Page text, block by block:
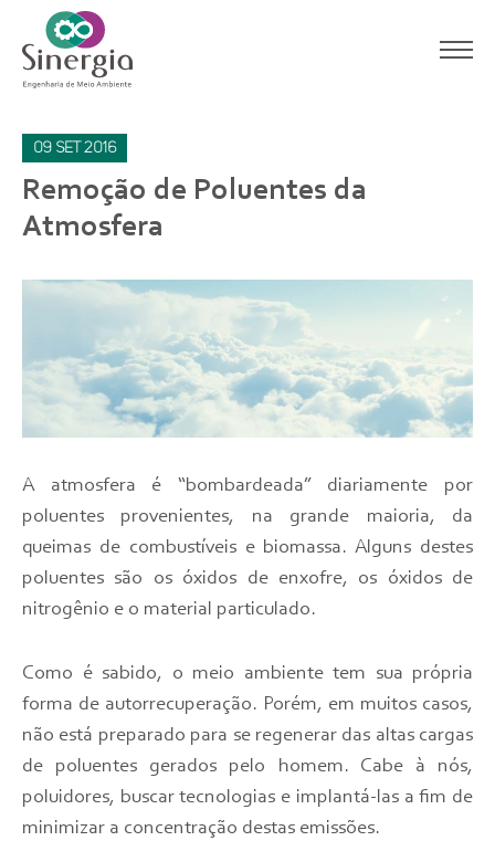
09 set 2016
Remoção de Poluentes da
Atmosfera
A atmosfera é “bombardeada” diariamente por
poluentes provenientes, na grande maioria, da
queimas de combustíveis e biomassa. Alguns destes
poluentes são os óxidos de enxofre, os óxidos de
nitrogênio e o material particulado.
Como é sabido, o meio ambiente tem sua própria
forma de autorrecuperação. Porém, em muitos casos,
não está preparado para se regenerar das altas cargas
de poluentes gerados pelo homem. Cabe à nós,
poluidores, buscar tecnologias e implantá-las a fim de
minimizar a concentração destas emissões.